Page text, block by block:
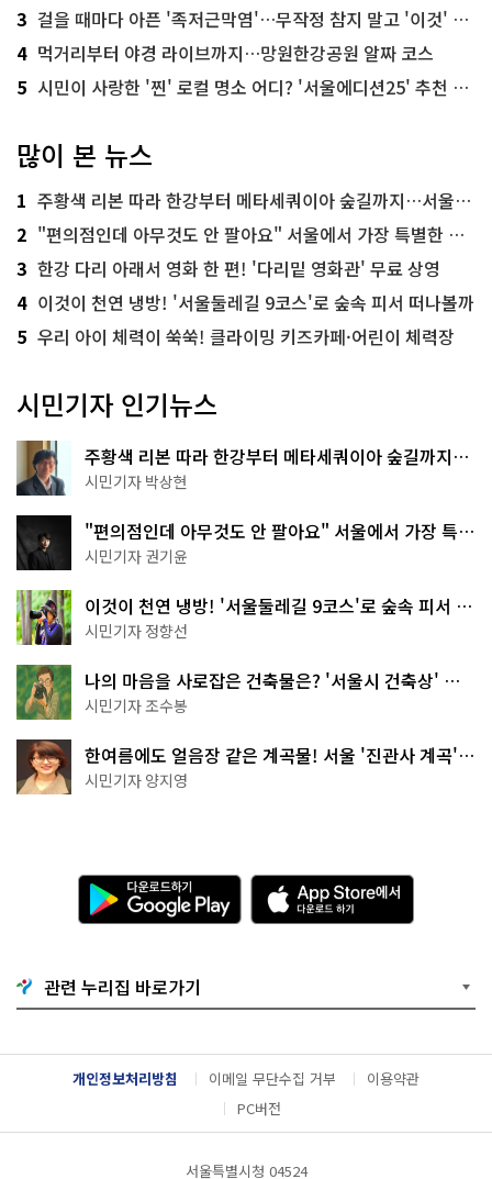
3 걸을 때마다 아픈 '족저근막염'…무작정 참지 말고 '이것' 해보세요!
4 먹거리부터 야경 라이브까지…망원한강공원 알짜 코스
5 시민이 사랑한 '찐' 로컬 명소 어디? '서울에디션25' 추천 코스
많이 본 뉴스
1 주황색 리본 따라 한강부터 메타세쿼이아 숲길까지…서울둘레길 15코스
2 "편의점인데 아무것도 안 팔아요" 서울에서 가장 특별한 편의점의 정체
3 한강 다리 아래서 영화 한 편! '다리밑 영화관' 무료 상영
4 이것이 천연 냉방! '서울둘레길 9코스'로 숲속 피서 떠나볼까
5 우리 아이 체력이 쑥쑥! 클라이밍 키즈카페·어린이 체력장
시민기자 인기뉴스
주황색 리본 따라 한강부터 메타세쿼이아 숲길까지…
서울둘레길 15코스
시민기자 박상현
"편의점인데 아무것도 안 팔아요" 서울에서 가장 특별
한 편의점의 정체
시민기자 권기윤
이것이 천연 냉방! '서울둘레길 9코스'로 숲속 피서 떠
나볼까
시민기자 정향선
나의 마음을 사로잡은 건축물은? '서울시 건축상' 수
상작 공개!
시민기자 조수봉
한여름에도 얼음장 같은 계곡물! 서울 '진관사 계곡'이
천국이네~
시민기자 양지영
다
운
로
기
G
o
g
l
e
l
A
p
p
e
서
다
운
드
관련 누리집 바로가기
개인정보처리방침 이메일 무단수집 거부
이용약관
PC버전
서울특별시청 04524